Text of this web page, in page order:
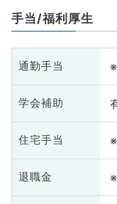
手当/福利厚生
通勤手当
学会補助
住宅手当
退職金